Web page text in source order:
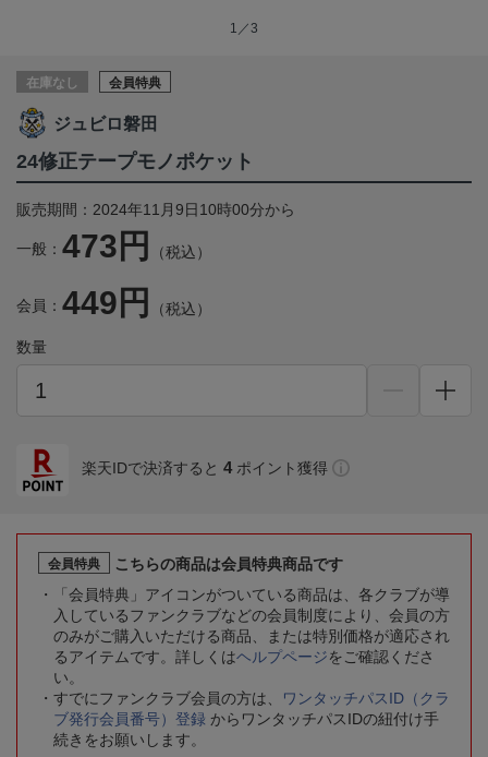
1／3
在庫なし 会員特典
ジュビロ磐田
24修正テープモノポケット
販売期間：2024年11月9日10時00分から
一般： 473円 （税込）
会員： 449円 （税込）
数量
楽天IDで決済すると 4 ポイント獲得
会員特典
こちらの商品は会員特典商品です
「会員特典」アイコンがついている商品は、各クラブが導
入しているファンクラブなどの会員制度により、会員の方
のみがご購入いただける商品、または特別価格が適応され
るアイテムです。詳しくはヘルプページをご確認くださ
い。
すでにファンクラブ会員の方は、
ワンタッチパスID（クラ
ブ発行会員番号）登録 からワンタッチパスIDの紐付け手
続きをお願いします。